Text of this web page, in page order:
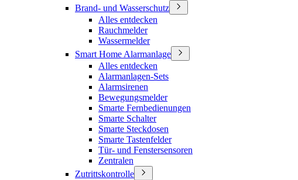
Brand- und Wasserschutz
Alles entdecken
Rauchmelder
Wassermelder
Smart Home Alarmanlage
Alles entdecken
Alarmanlagen-Sets
Alarmsirenen
Bewegungsmelder
Smarte Fernbedienungen
Smarte Schalter
Smarte Steckdosen
Smarte Tastenfelder
Tür- und Fenstersensoren
Zentralen
Zutrittskontrolle